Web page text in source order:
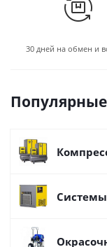
30 дней на обмен и
Системы